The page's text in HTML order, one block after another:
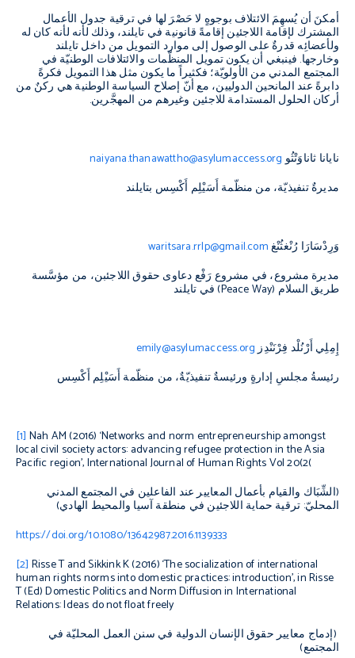
أمكنَ أن يُسهِمَ الائتلاف بوجوهٍ لا حَصْرَ لها في ترقية جدول الأعمال
المشترك لإقامة اللاجئين إقامةً قانونية في تايلند، وذلك لأنه لأنه كان له
ولأعضائِه قدرةٌ على الوصول إلى موارد التمويل من داخل تايلند
وخارجها. فينبغي أن يكون تمويل المنظّمات والائتلافات الوطنيّة في
المجتمع المدني من الأولويّة؛ فكثيراً ما يكون مثل هذا التمويل فكرةً
دابرةً عند المانحين الدوليين، مع أنّ إصلاح السياسة الوطنية هي ركنٌ من
أركان الحلول المستدامة للاجئين وغيرهم من المهجَّرين.
نايانا ثاناوَتْثُوnaiyana.thanawattho@asylumaccess.org
مديرةٌ تنفيذيّة، من منظّمة أَسَيْلِم أَكْسِس بتايلند
وَرِدْسَارَا رُنْغثُنْغwaritsara.rrlp@gmail.com
مديرة مشروع، في مشروع رَفْع دعاوى حقوق اللاجئبن، من مؤسَّسة
طريق السلام (Peace Way) في تايلند
إِمِلِي أَرْنُلْد فِرْنَنْدِزemily@asylumaccess.org
رئيسةُ مجلسِ إدارةٍ ورئيسةٌ تنفيذيّةٌ، من منظّمة أَسَيْلِم أَكْسِس
[1] Nah AM (2016) ‘Networks and norm entrepreneurship amongst
local civil society actors: advancing refugee protection in the Asia
Pacific region’,International Journal of Human RightsVol 20(2)
(الشِّبَاك والقيام بأعمال المعايير عند الفاعلين في المجتمع المدني
المحليّ: ترقية حماية اللاجئين في منطقة آسيا والمحيط الهادي)
https://doi.org/10.1080/13642987.2016.1139333
[2] Risse T and Sikkink K (2016) ‘The socialization of international
human rights norms into domestic practices: introduction’, in Risse
T (Ed)Domestic Politics and Norm Diffusion in International
Relations: Ideas do not float freely
(إدماج معايير حقوق الإنسان الدولية في سنن العمل المحليّة في
المجتمع)